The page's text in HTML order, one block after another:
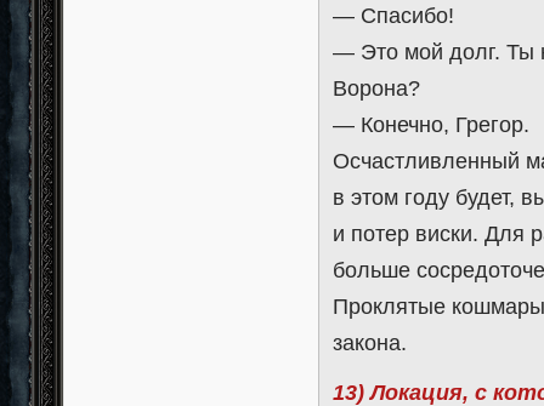
— Спасибо!
— Это мой долг. Ты
Ворона?
— Конечно, Грегор.
Осчастливленный
в этом году будет,
и потер виски. Для
больше
Проклятые
закона.
13) Локация, с